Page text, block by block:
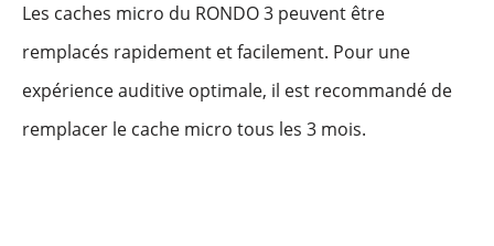
Les caches micro du RONDO 3 peuvent être
remplacés rapidement et facilement. Pour une
expérience auditive optimale, il est recommandé de
remplacer le cache micro tous les 3 mois.